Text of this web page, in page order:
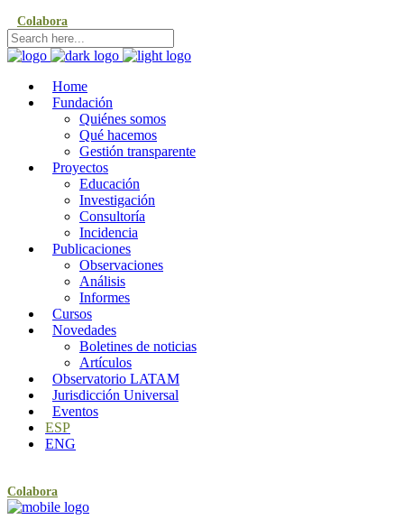
Colabora
Home
Fundación
Quiénes somos
Qué hacemos
Gestión transparente
Proyectos
Educación
Investigación
Consultoría
Incidencia
Publicaciones
Observaciones
Análisis
Informes
Cursos
Novedades
Boletines de noticias
Artículos
Observatorio LATAM
Jurisdicción Universal
Eventos
ESP
ENG
Colabora